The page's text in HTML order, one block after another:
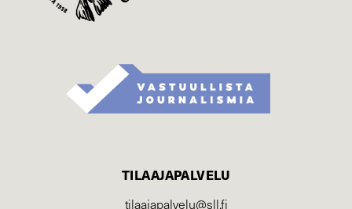
TILAAJAPALVELU
tilaajapalvelu@sll.fi